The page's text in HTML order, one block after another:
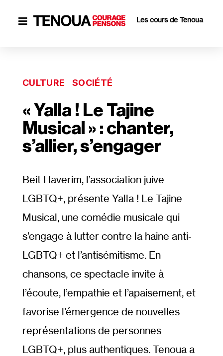
 Les cours de Tenoua
CULTURE SOCIÉTÉ
« Yalla ! Le Tajine
Musical » : chanter,
s’allier, s’engager
Beit Haverim, l’association juive
LGBTQ+, présente Yalla ! Le Tajine
Musical, une comédie musicale qui
s’engage à lutter contre la haine anti‐​
LGBTQ+ et l’antisémitisme. En
chansons, ce spectacle invite à
l’écoute, l’empathie et l’apaisement, et
favorise l’émergence de nouvelles
représentations de personnes
LGBTQ+, plus authentiques. Tenoua a